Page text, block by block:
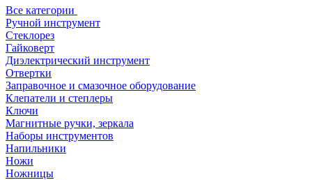
Все категории
Ручной инструмент
Стеклорез
Гайковерт
Диэлектрический инструмент
Отвертки
Заправочное и смазочное оборудование
Клепатели и степлеры
Ключи
Магнитные ручки, зеркала
Наборы инструментов
Напильники
Ножи
Ножницы